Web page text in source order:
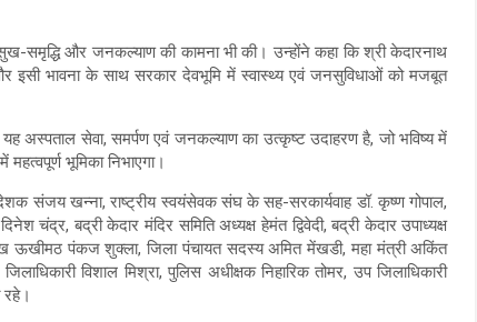
समृद्धि और जनकल्याण की कामना भी की। उन्होंने कहा कि श्री केदारनाथ
इसी भावना के साथ सरकार देवभूमि में स्वास्थ्य एवं जनसुविधाओं को मजबूत
अस्पताल सेवा, समर्पण एवं जनकल्याण का उत्कृष्ट उदाहरण है, जो भविष्य में
भूमिका निभाएगा।
संजय खन्ना, राष्ट्रीय स्वयंसेवक संघ के सह-सरकार्यवाह डॉ. कृष्ण गोपाल,
चंद्र, बद्री केदार मंदिर समिति अध्यक्ष हेमंत द्विवेदी, बद्री केदार उपाध्यक्ष
ऊखीमठ पंकज शुक्ला, जिला पंचायत सदस्य अमित मेंखडी, महा मंत्री अकिंत
विशाल मिश्रा, पुलिस अधीक्षक निहारिक तोमर, उप जिलाधिकारी
रहे।